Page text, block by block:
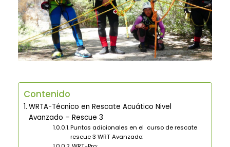
Contenido
WRTA-Técnico en Rescate Acuático Nivel
Avanzado – Rescue 3
Puntos adicionales en el curso de rescate
rescue 3 WRT Avanzado: